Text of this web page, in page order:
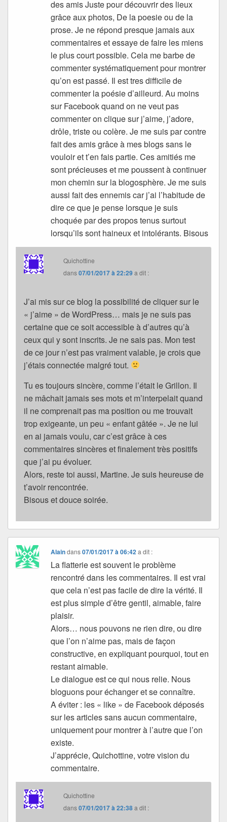
des amis Juste pour découvrir des lieux
grâce aux photos, De la poesie ou de la
prose. Je ne répond presque jamais aux
commentaires et essaye de faire les miens
le plus court possible. Cela me barbe de
commenter systématiquement pour montrer
qu’on est passé. Il est tres difficile de
commenter la poésie d’ailleurd. Au moins
sur Facebook quand on ne veut pas
commenter on clique sur j’aime, j’adore,
drôle, triste ou colère. Je me suis par contre
fait des amis grâce à mes blogs sans le
vouloir et t’en fais partie. Ces amitiés me
sont précieuses et me poussent à continuer
mon chemin sur la blogosphère. Je me suis
aussi fait des ennemis car j’ai l’habitude de
dire ce que je pense lorsque je suis
choquée par des propos tenus surtout
lorsqu’ils sont haineux et intolérants. Bisous
Quichottine
dans07/01/2017 à 22:29a dit :
J’ai mis sur ce blog la possibilité de cliquer sur le
« j’aime » de WordPress… mais je ne suis pas
certaine que ce soit accessible à d’autres qu’à
ceux qui y sont inscrits. Je ne sais pas. Mon test
de ce jour n’est pas vraiment valable, je crois que
j’étais connectée malgré tout.
Tu es toujours sincère, comme l’était le Grillon. Il
ne mâchait jamais ses mots et m’interpelait quand
il ne comprenait pas ma position ou me trouvait
trop exigeante, un peu « enfant gâtée ». Je ne lui
en ai jamais voulu, car c’est grâce à ces
commentaires sincères et finalement très positifs
que j’ai pu évoluer.
Alors, reste toi aussi, Martine. Je suis heureuse de
t’avoir rencontrée.
Bisous et douce soirée.
Alaindans07/01/2017 à 06:42 a dit :
La flatterie est souvent le problème
rencontré dans les commentaires. Il est vrai
que cela n’est pas facile de dire la vérité. Il
est plus simple d’être gentil, aimable, faire
plaisir.
Alors… nous pouvons ne rien dire, ou dire
que l’on n’aime pas, mais de façon
constructive, en expliquant pourquoi, tout en
restant aimable.
Le dialogue est ce qui nous relie. Nous
bloguons pour échanger et se connaître.
A éviter : les « like » de Facebook déposés
sur les articles sans aucun commentaire,
uniquement pour montrer à l’autre que l’on
existe.
J’apprécie, Quichottine, votre vision du
commentaire.
Quichottine
dans07/01/2017 à 22:38a dit :